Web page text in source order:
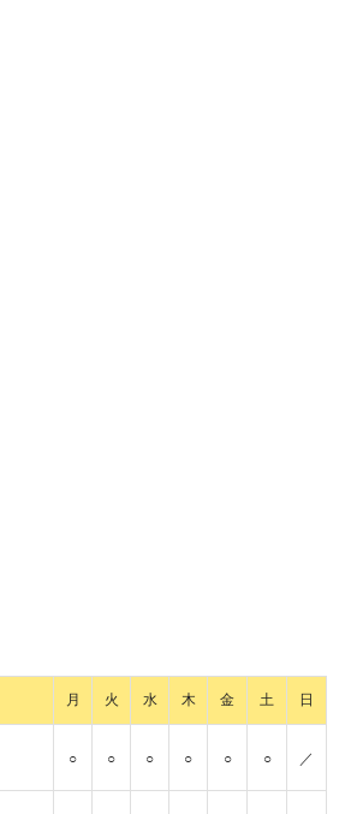
月 火 水 木 金 土 日
○ ○ ○ ○ ○ ○ ／